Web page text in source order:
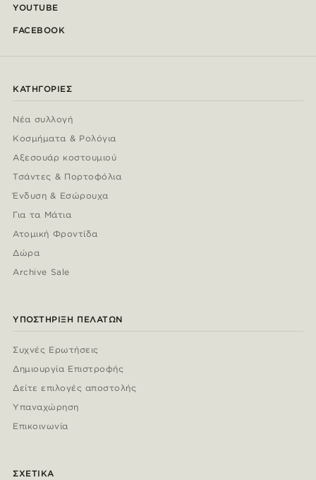
YOUTUBE
FACEBOOK
ΚΑΤΗΓΟΡΊΕΣ
Νέα συλλογή
Κοσμήματα & Ρολόγια
Αξεσουάρ κοστουμιού
Τσάντες & Πορτοφόλια
Ένδυση & Εσώρουχα
Για τα Μάτια
Ατομική Φροντίδα
Δώρα
Archive Sale
ΥΠΟΣΤΉΡΙΞΗ ΠΕΛΑΤΏΝ
Συχνές Ερωτήσεις
Δημιουργία Επιστροφής
Δείτε επιλογές αποστολής
Υπαναχώρηση
Επικοινωνία
ΣΧΕΤΙΚΆ